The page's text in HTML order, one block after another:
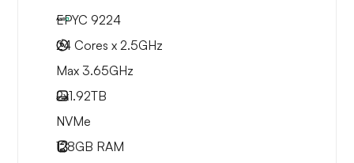
EPYC 9224
24 Cores x 2.5GHz
Max 3.65GHz
2x1.92TB
NVMe
128GB RAM